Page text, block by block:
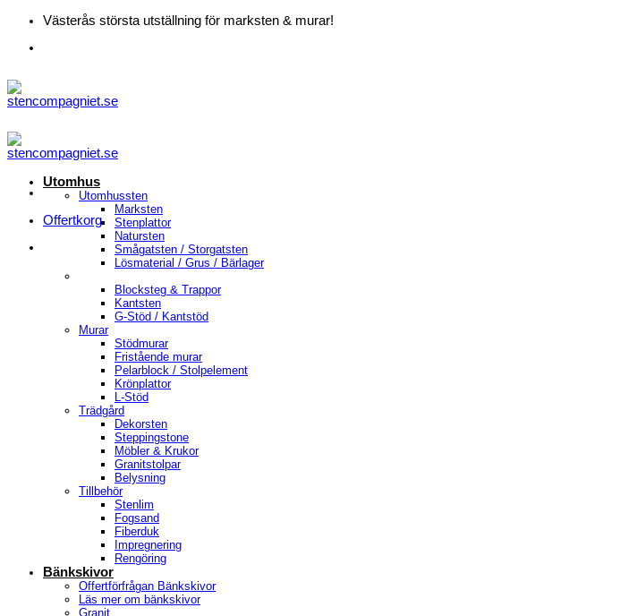
Skip
content
Västerås största utställning för marksten & murar!
Offertkorg
Utomhus
Utomhussten
Marksten
Stenplattor
Natursten
Smågatsten / Storgatsten
Lösmaterial / Grus / Bärlager
Blocksteg & Trappor
Kantsten
G-Stöd / Kantstöd
Murar
Stödmurar
Fristående murar
Pelarblock / Stolpelement
Krönplattor
L-Stöd
Trädgård
Dekorsten
Steppingstone
Möbler & Krukor
Granitstolpar
Belysning
Tillbehör
Stenlim
Fogsand
Fiberduk
Impregnering
Rengöring
Bänkskivor
Offertförfrågan Bänkskivor
Läs mer om bänkskivor
Granit